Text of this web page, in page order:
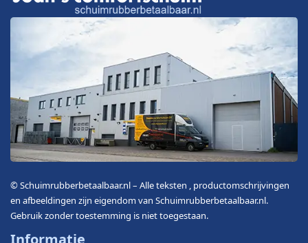
© Schuimrubberbetaalbaar.nl – Alle teksten , productomschrijvingen
en afbeeldingen zijn eigendom van Schuimrubberbetaalbaar.nl.
Gebruik zonder toestemming is niet toegestaan.
Informatie